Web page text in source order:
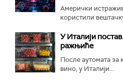
Амерички
користили
У Италији
ражњиће
После аутомата за
вино, у Италији...